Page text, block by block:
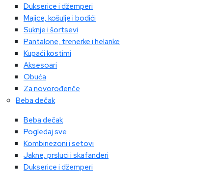
Dukserice i džemperi
Majice, košulje i bodići
Suknje i šortsevi
Pantalone, trenerke i helanke
Kupaći kostimi
Aksesoari
Obuća
Za novorođenče
Beba dečak
Beba dečak
Pogledaj sve
Kombinezoni i setovi
Jakne, prsluci i skafanderi
Dukserice i džemperi